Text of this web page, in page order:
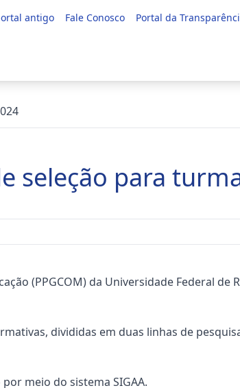
antigo Fale Conosco Portal da
seleção para
(PPGCOM) da Universidade Federal de
divididas em duas linhas de
meio do sistema SIGAA.